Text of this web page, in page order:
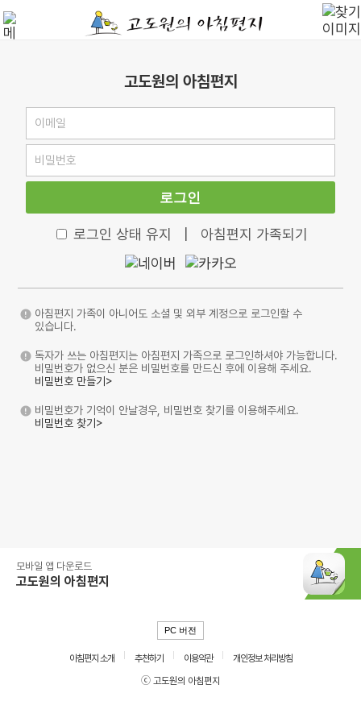
고도원의 아침편지
로그인
로그인 상태 유지 아침편지 가족되기
아침편지 가족이 아니어도 소셜 및 외부 계정으로 로그인할 수
있습니다.
독자가 쓰는 아침편지는 아침편지 가족으로 로그인하셔야 가능합니다.
비밀번호가 없으신 분은 비밀번호를 만드신 후에 이용해 주세요.
비밀번호 만들기>
비밀번호가 기억이 안날경우, 비밀번호 찾기를 이용해주세요.
비밀번호 찾기>
모바일 앱 다운로드
고도원의 아침편지
PC 버전
아침편지 소개 추천하기 이용약관
개인정보 처리방침
ⓒ 고도원의 아침편지